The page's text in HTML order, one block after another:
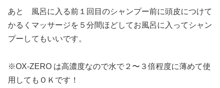
あと 風呂に入る前１回目のシャンプー前に頭皮につけて
かるくマッサージを５分間ほどしてお風呂に入ってシャン
プーしてもいいです。
※OX-ZERO は高濃度なので水で２〜３倍程度に薄めて使
用してもＯＫです！